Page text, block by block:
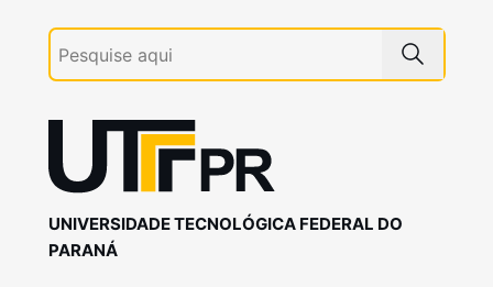
UNIVERSIDADE TECNOLÓGICA FEDERAL DO
PARANÁ